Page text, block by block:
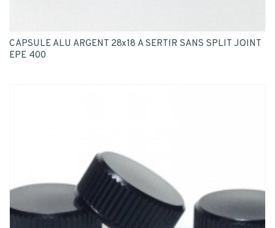
CAPSULE ALU ARGENT 28x18 A SERTIR SANS SPLIT JOINT
EPE 400